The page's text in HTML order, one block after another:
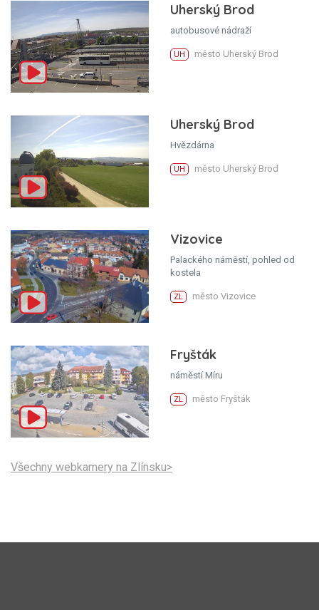
Uherský Brod
autobusové nádraží
UH město Uherský Brod
Uherský Brod
Hvězdárna
UH město Uherský Brod
Vizovice
Palackého náměstí, pohled od
kostela
ZL město Vizovice
Fryšták
náměstí Míru
ZL město Fryšták
Všechny webkamery na Zlínsku>